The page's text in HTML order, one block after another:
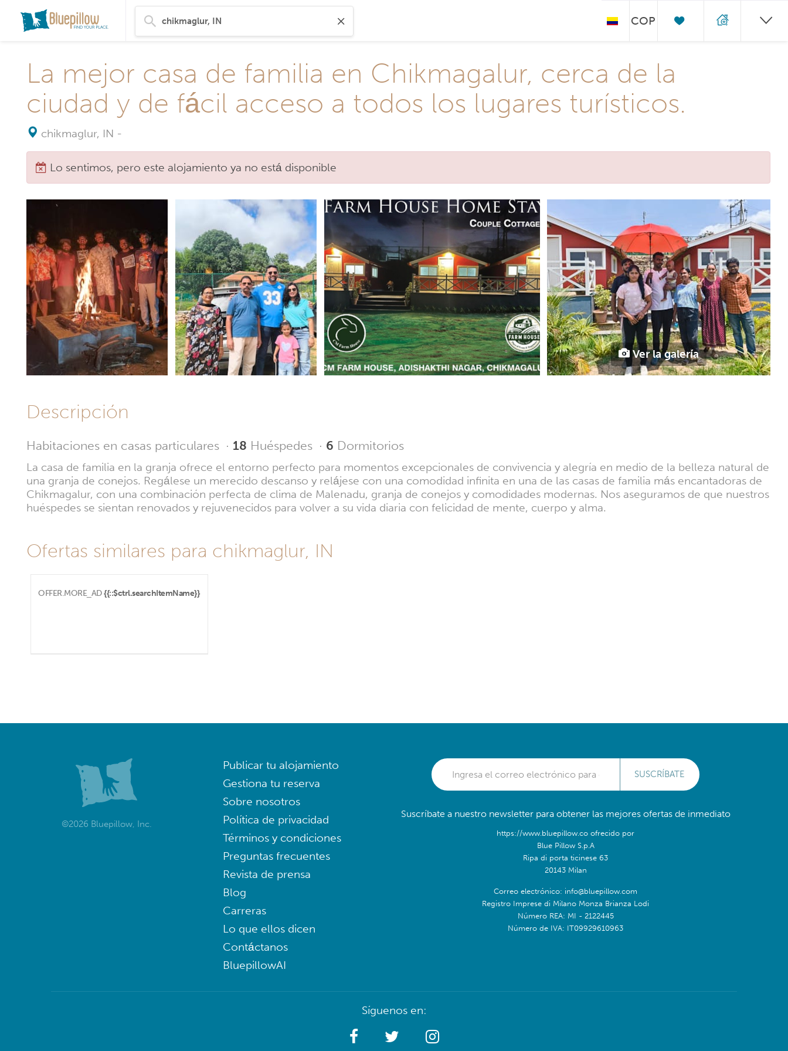
COP
La mejor casa de familia en Chikmagalur, cerca de la
ciudad y de fácil acceso a todos los lugares turísticos.
chikmaglur, IN -
Lo sentimos, pero este alojamiento ya no está disponible
Ver la galería
Descripción
Habitaciones en casas particulares · 18 Huéspedes · 6 Dormitorios
La casa de familia en la granja ofrece el entorno perfecto para momentos excepcionales de convivencia y alegría en medio de la belleza natural de
una granja de conejos. Regálese un merecido descanso y relájese con una comodidad infinita en una de las casas de familia más encantadoras de
Chikmagalur, con una combinación perfecta de clima de Malenadu, granja de conejos y comodidades modernas. Nos aseguramos de que nuestros
huéspedes se sientan renovados y rejuvenecidos para volver a su vida diaria con felicidad de mente, cuerpo y alma.
Ofertas similares para chikmaglur, IN
OFFER.MORE_AD {{::$ctrl.searchItemName}}
©2026 Bluepillow, Inc.
Publicar tu alojamiento
Gestiona tu reserva
Sobre nosotros
Política de privacidad
Términos y condiciones
Preguntas frecuentes
Revista de prensa
Blog
Carreras
Lo que ellos dicen
Contáctanos
BluepillowAI
SUSCRÍBATE
Suscríbate a nuestro newsletter para obtener las mejores ofertas de inmediato
https://www.bluepillow.co ofrecido por
Blue Pillow S.p.A
Ripa di porta ticinese 63
20143 Milan
Correo electrónico: info@bluepillow.com
Registro Imprese di Milano Monza Brianza Lodi
Número REA: MI - 2122445
Número de IVA: IT09929610963
Síguenos en: